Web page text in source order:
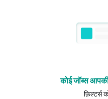
कोई जॉब्स
फ़िल्टर्स